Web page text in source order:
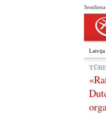
Latvija